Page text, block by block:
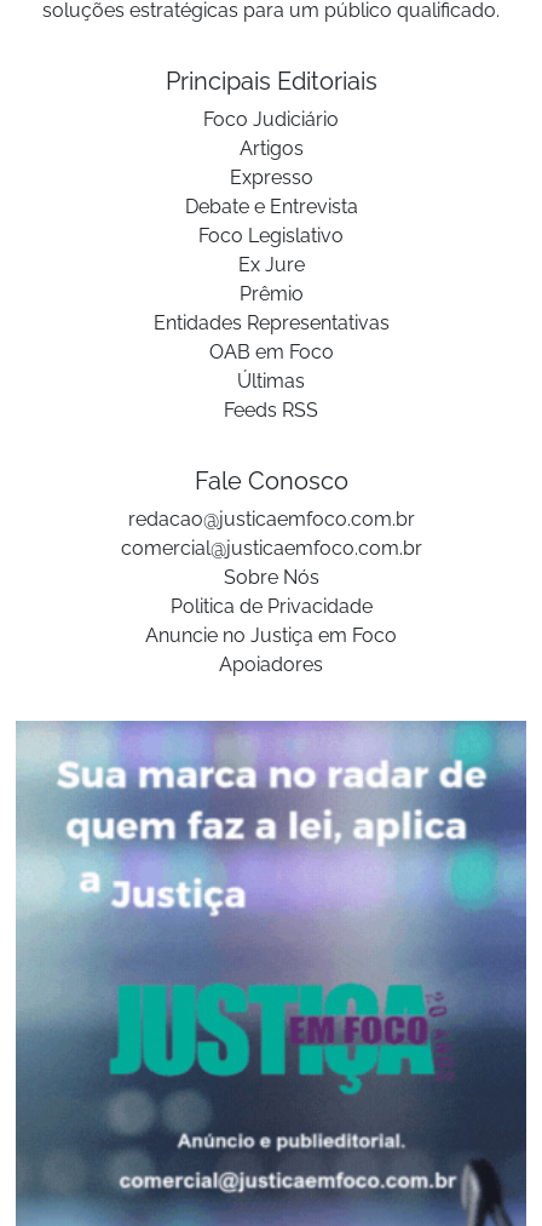
soluções estratégicas para um público qualificado.
Principais Editoriais
Foco Judiciário
Artigos
Expresso
Debate e Entrevista
Foco Legislativo
Ex Jure
Prêmio
Entidades Representativas
OAB em Foco
Últimas
Feeds RSS
Fale Conosco
redacao@justicaemfoco.com.br
comercial@justicaemfoco.com.br
Sobre Nós
Politica de Privacidade
Anuncie no Justiça em Foco
Apoiadores